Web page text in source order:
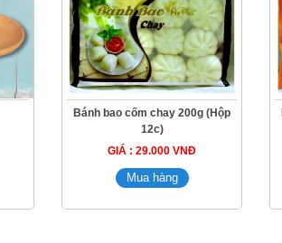
Bánh bao cốm chay 200g (Hộp
12c)
GIÁ : 29.000 VNĐ